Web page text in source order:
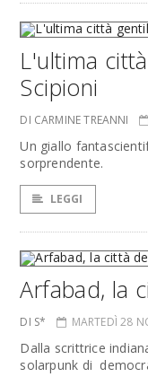
L'ultima
Scipioni
DI CARMINE TREANNI
Un giallo
sorprendente.
LEGGI
Arfabad, la
DI S* MARTEDÌ 28
Dalla scrittrice
solarpunk di